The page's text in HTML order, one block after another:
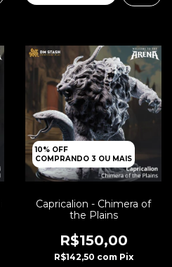
10% OFF
COMPRANDO 3 OU MAIS
Capricalion - Chimera of
the Plains
R$150,00
R$142,50 com Pix